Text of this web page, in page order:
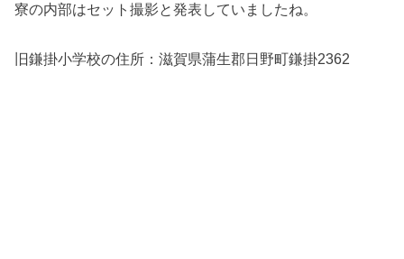
寮の内部はセット撮影と発表していましたね。
旧鎌掛小学校の住所：滋賀県蒲生郡日野町鎌掛2362